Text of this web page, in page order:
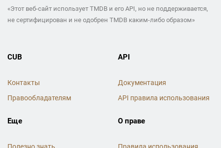
«Этот веб-сайт использует TMDB и его API, но не поддерживается,
не сертифицирован и не одобрен TMDB каким-либо образом»
CUB
Контакты
Правообладателям
API
Документация
API правила использования
Еще О праве